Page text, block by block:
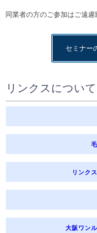
同業者の方のご参加はご遠慮
セミナー
リンクスについて
リンク
大阪ワン